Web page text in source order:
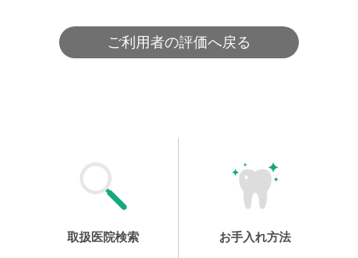
ご利用者の評価へ戻る
取扱医院検索 お手入れ方法